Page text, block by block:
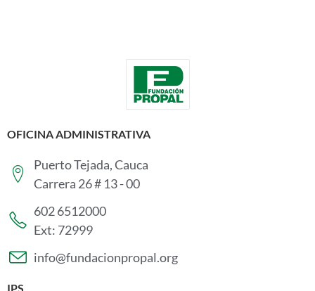
OFICINA ADMINISTRATIVA
Puerto Tejada, Cauca
Carrera 26 # 13 - 00
602 6512000
Ext: 72999
info@fundacionpropal.org
IPS